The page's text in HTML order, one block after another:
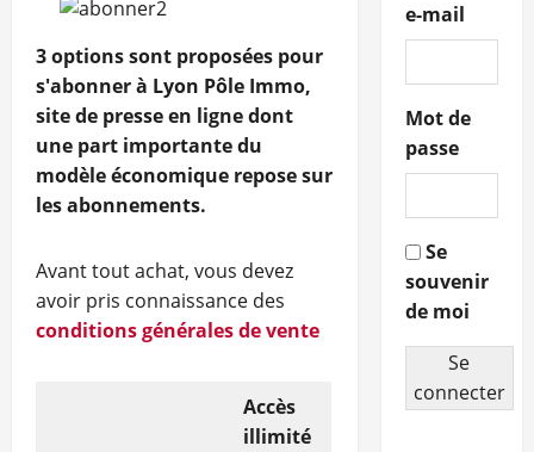
3 options sont proposées pour
s'abonner à Lyon Pôle Immo,
site de presse en ligne dont
une part importante du
modèle économique repose sur
les abonnements.
Avant tout achat, vous devez
avoir pris connaissance des
conditions générales de vente
Accès
illimité
e-mail
Mot de
passe
Se
souvenir
de moi
Se
connecter